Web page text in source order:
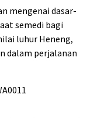
mengenai dasar-
semedi bagi
luhur Heneng,
dalam perjalanan